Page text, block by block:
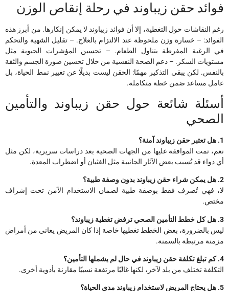
فوائد حقن زيباوند في رحلة إنقاص الوزن
رغم النقاشات حول التغطية، إلا أن فوائد زيباوند لا يمكن إنكارها. من أبرز هذه
الفوائد: – خسارة وزن ملحوظة عند الالتزام بالعلاج. – تقليل الشهية والتحكم
في الرغبة المفرطة بتناول الطعام. – تحسين المؤشرات الحيوية مثل
مستويات السكر. – دعم الصحة النفسية من خلال تحسين صورة الجسم والثقة
بالنفس. لكن يبقى التذكير مهمًا: الحقن ليست بديلًا عن تغيير نمط الحياة، بل
عامل مساعد ضمن خطة متكاملة.
أسئلة شائعة حول حقن زيباوند والتأمين
الصحي
1. هل تعتبر حقن زيباوند آمنة؟
نعم، تمت الموافقة عليها من الجهات الصحية بعد دراسات سريرية، لكن مثل
أي دواء قد تُسبب بعض الآثار الجانبية مثل الغثيان أو اضطراب المعدة.
2. هل يمكن شراء حقن زيباوند بدون وصفة طبية؟
لا، فهي تُصرف فقط بوصفة طبية لضمان الاستخدام الآمن تحت إشراف
مختص.
3. هل كل خطط التأمين الصحي ترفض تغطية زيباوند؟
ليس بالضرورة، بعض الخطط تغطيها خاصة إذا كان المريض يعاني من أمراض
مزمنة مرتبطة بالسمنة.
4. كم تبلغ تكلفة حقن زيباوند في حال لم يشملها التأمين؟
التكلفة تختلف من بلد لآخر، لكنها غالبًا مرتفعة نسبيًا مقارنة بأدوية أخرى.
5. هل يحتاج المريض لاستخدام زيباوند مدى الحياة؟